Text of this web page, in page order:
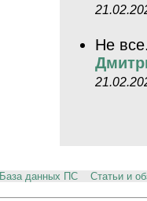
Не
База данных ПС Статьи и